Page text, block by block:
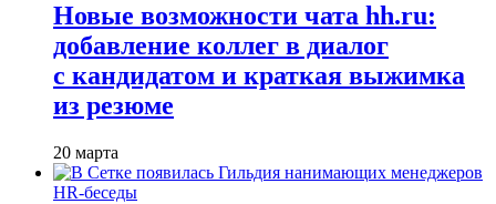
Новые возможности чата hh.ru:
добавление коллег в диалог
с кандидатом и краткая выжимка
из резюме
20 марта
HR-беседы